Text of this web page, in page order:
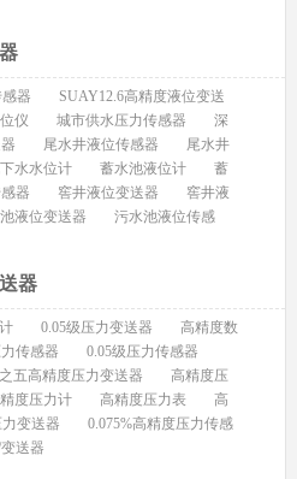
器
SUAY12.6高精度液位变送
仪 城市供水压力传感器
深
尾水井液位传感器
尾水井
水水位计 蓄水池液位计
蓄
器 窖井液位变送器
窖井液
液位变送器
污水池液位传感
器
0.05级压力变送器
高精度数
传感器
0.05级压力传感器
五高精度压力变送器
高精度压
度压力计 高精度压力表
高
变送器
0.075%高精度压力传感
送器